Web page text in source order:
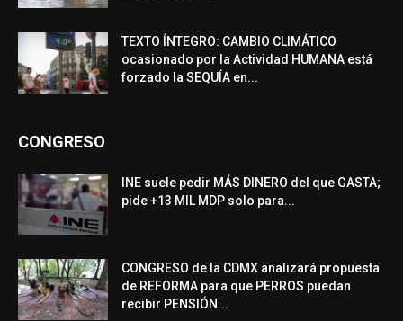
TEXTO ÍNTEGRO: CAMBIO CLIMÁTICO
ocasionado por la Actividad HUMANA está
forzado la SEQUÍA en...
CONGRESO
INE suele pedir MÁS DINERO del que GASTA;
pide +13 MIL MDP solo para...
CONGRESO de la CDMX analizará propuesta
de REFORMA para que PERROS puedan
recibir PENSIÓN...